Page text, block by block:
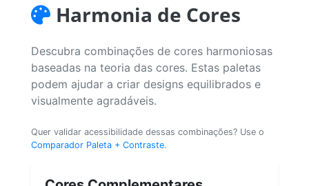
Harmonia de Cores
Descubra combinações de cores harmoniosas
baseadas na teoria das cores. Estas paletas
podem ajudar a criar designs equilibrados e
visualmente agradáveis.
Quer validar acessibilidade dessas combinações? Use o
Comparador Paleta + Contraste.